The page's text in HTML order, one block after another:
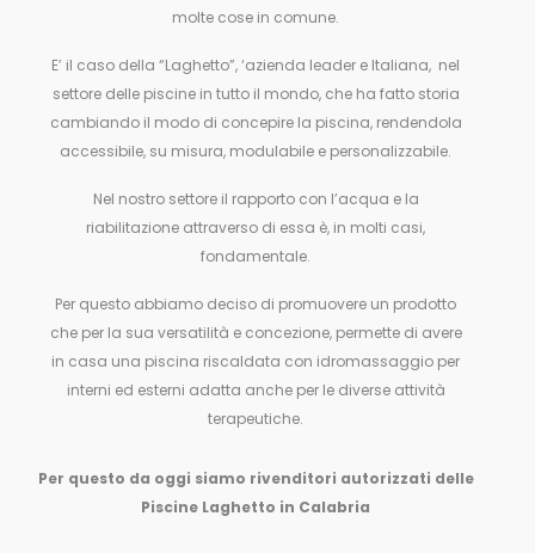
molte cose in comune.
E’ il caso della “Laghetto”, ‘azienda leader e Italiana, nel
settore delle piscine in tutto il mondo, che ha fatto storia
cambiando il modo di concepire la piscina, rendendola
accessibile, su misura, modulabile e personalizzabile.
Nel nostro settore il rapporto con l’acqua e la
riabilitazione attraverso di essa è, in molti casi,
fondamentale.
Per questo abbiamo deciso di promuovere un prodotto
che per la sua versatilità e concezione, permette di avere
in casa una piscina riscaldata con idromassaggio per
interni ed esterni adatta anche per le diverse attività
terapeutiche.
Per questo da oggi siamo rivenditori autorizzati delle
Piscine Laghetto in Calabria